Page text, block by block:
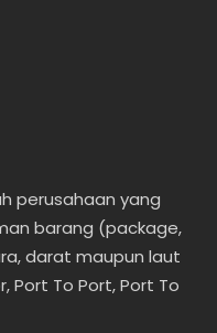
perusahaan yang
barang (package,
darat maupun laut
Port To Port, Port To